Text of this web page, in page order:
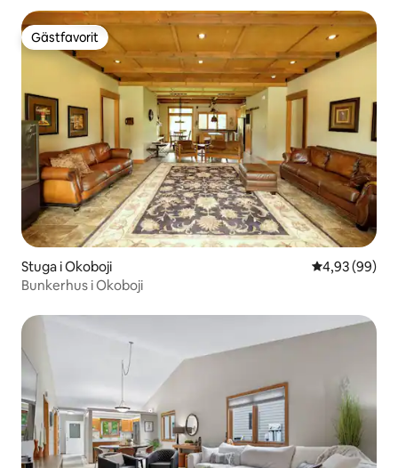
Gästfavorit
Gästfavorit
Stuga i Okoboji 4,93 av 5 i
4,93 (99)
Bunkerhus i Okoboji